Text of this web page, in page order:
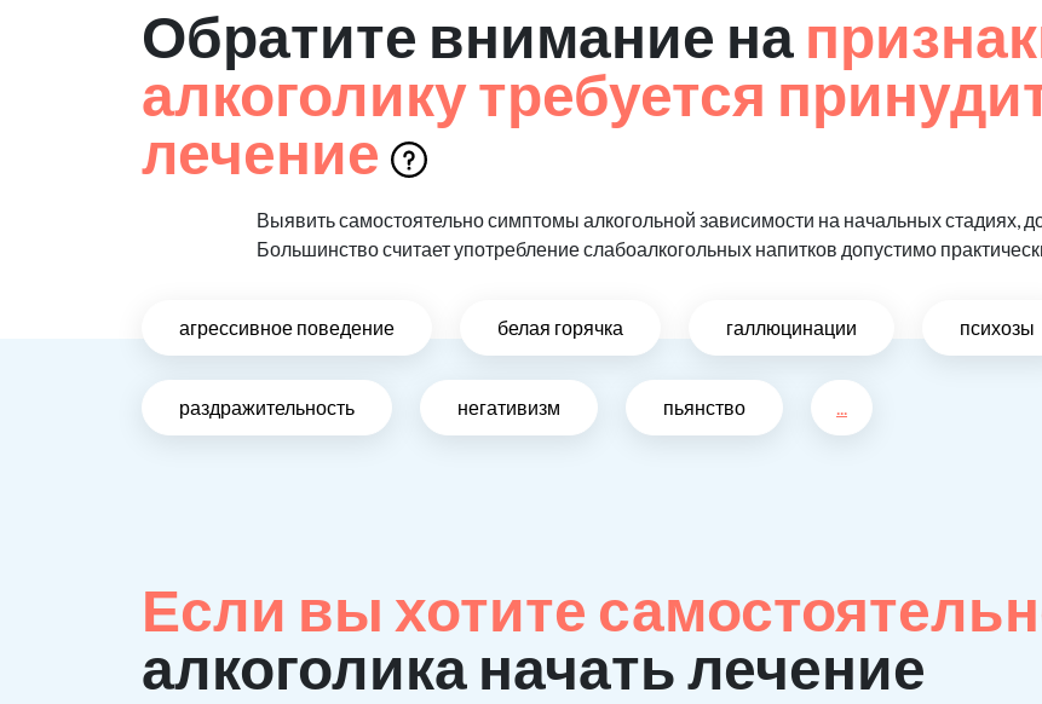
Обратите внимание на
алкоголику требуется
лечение
Выявить самостоятельно симптомы алкогольной зависимости на начальных стадиях,
Большинство считает употребление слабоалкогольных напитков допустимо
агрессивное поведение белая горячка галлюцинации психозы
раздражительность негативизм пьянство ...
Если вы хотите
алкоголика начать лечение